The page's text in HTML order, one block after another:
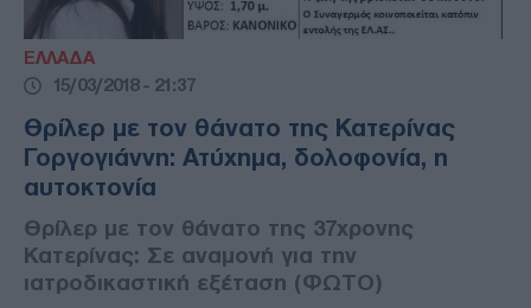
ΕΛΛΑΔΑ
15/03/2018 - 21:37
Θρίλερ με τον θάνατο της Κατερίνας
Γοργογιάννη: Ατύχημα, δολοφονία, η
αυτοκτονία
Θρίλερ με τον θάνατο της 37χρονης
Κατερίνας: Σε αναμονή για την
ιατροδικαστική εξέταση (ΦΩΤΟ)